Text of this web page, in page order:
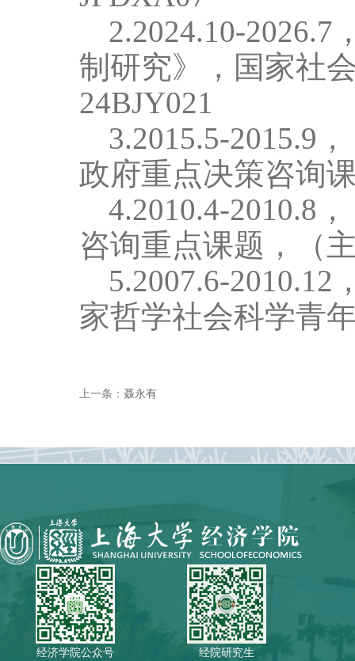
2.2024.10-2026.7
制研究》，国家社
24BJY021
3.2015.5-2015.9
政府重点决策咨询
4.2010.4-2010.8
咨询重点课题，（
5.2007.6-2010.12
家哲学社会科学青
上一条： 聂永有
经济学院公众号 经院研究生